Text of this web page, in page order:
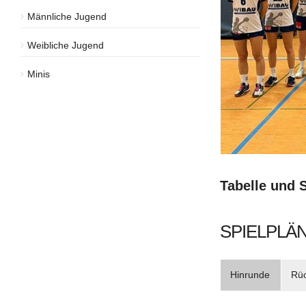
Männliche Jugend
Weibliche Jugend
Minis
Tabelle und
Hinrunde